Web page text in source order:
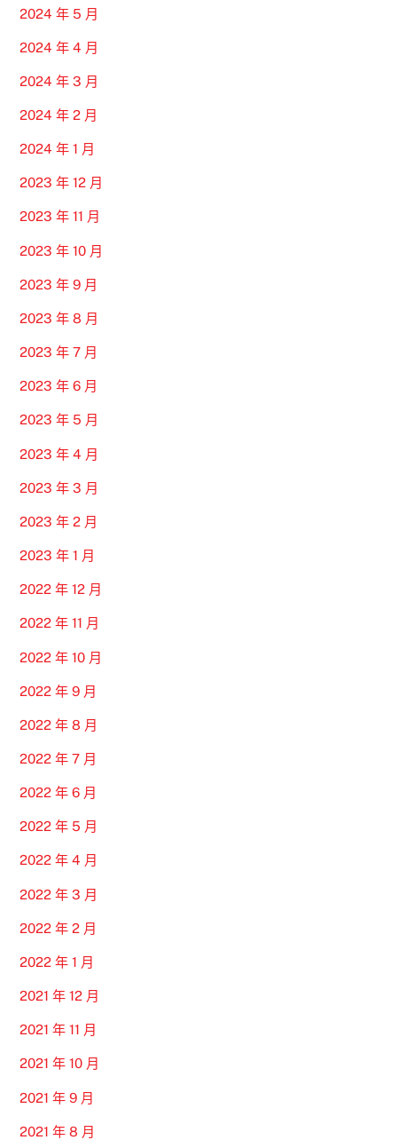
2024 年 5 月
2024 年 4 月
2024 年 3 月
2024 年 2 月
2024 年 1 月
2023 年 12 月
2023 年 11 月
2023 年 10 月
2023 年 9 月
2023 年 8 月
2023 年 7 月
2023 年 6 月
2023 年 5 月
2023 年 4 月
2023 年 3 月
2023 年 2 月
2023 年 1 月
2022 年 12 月
2022 年 11 月
2022 年 10 月
2022 年 9 月
2022 年 8 月
2022 年 7 月
2022 年 6 月
2022 年 5 月
2022 年 4 月
2022 年 3 月
2022 年 2 月
2022 年 1 月
2021 年 12 月
2021 年 11 月
2021 年 10 月
2021 年 9 月
2021 年 8 月